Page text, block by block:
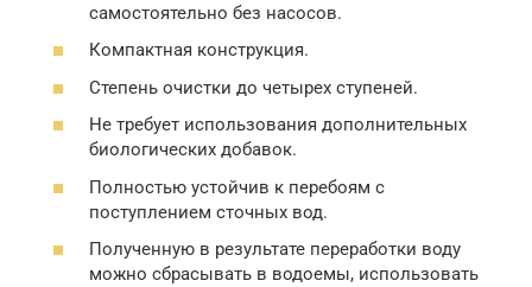
самостоятельно без насосов.
Компактная конструкция.
Степень очистки до четырех ступеней.
Не требует использования дополнительных
биологических добавок.
Полностью устойчив к перебоям с
поступлением сточных вод.
Полученную в результате переработки воду
можно сбрасывать в водоемы, использовать